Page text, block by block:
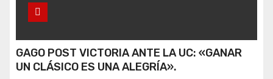
GAGO POST VICTORIA ANTE LA UC: «GANAR
UN CLÁSICO ES UNA ALEGRÍA».